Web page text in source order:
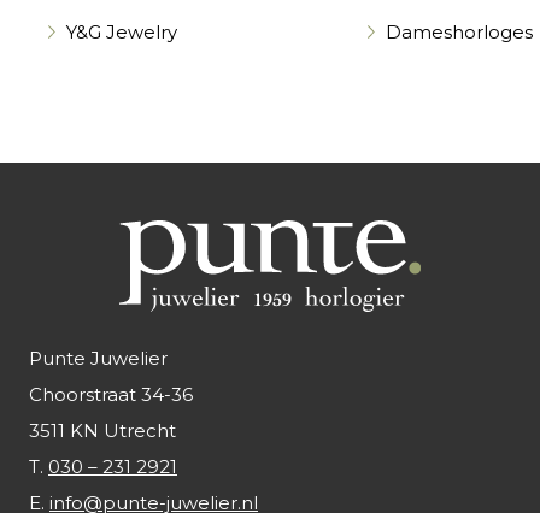
Y&G Jewelry Dameshorloges
Punte Juwelier
Choorstraat 34-36
3511 KN Utrecht
T. 030 – 231 2921
E. info@punte-juwelier.nl